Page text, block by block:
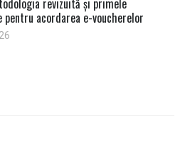
revizuită și primele
pentru acordarea e-voucherelor